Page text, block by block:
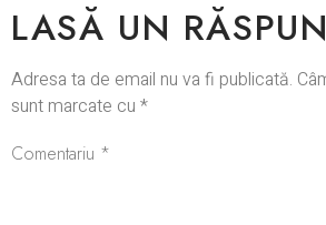
LASĂ UN
Adresa ta de email nu va fi publicată.
sunt marcate cu *
Comentariu *